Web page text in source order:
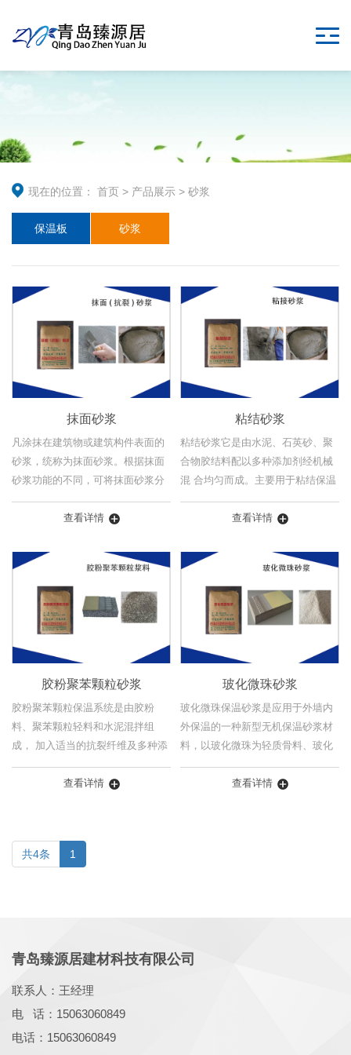
现在的位置： 首页 > 产品展示 > 砂浆
保温板 砂浆
抹面砂浆
凡涂抹在建筑物或建筑构件表面的
砂浆，统称为抹面砂浆。根据抹面
砂浆功能的不同，可将抹面砂浆分
某些特殊功能的抹面砂浆(如防水砂
查看详情
粘结砂浆
粘结砂浆它是由水泥、石英砂、聚
合物胶结料配以多种添加剂经机械
混 合均匀而成。主要用于粘结保温
板粘结砂 浆。该粘结砂浆采用优质
查看详情
胶粉聚苯颗粒砂浆
胶粉聚苯颗粒保温系统是由胶粉
料、聚苯颗粒轻料和水泥混拌组
成， 加入适当的抗裂纤维及多种添
料，按比 例配置，在现场加以搅拌
查看详情
玻化微珠砂浆
玻化微珠保温砂浆是应用于外墙内
外保温的一种新型无机保温砂浆材
料，以玻化微珠为轻质骨料、玻化
匀混 合而成，具有强度高、质轻、
查看详情
共4条 1
青岛臻源居建材科技有限公司
联系人：王经理
电 话：15063060849
电话：15063060849